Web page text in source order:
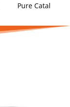
Pure Catal